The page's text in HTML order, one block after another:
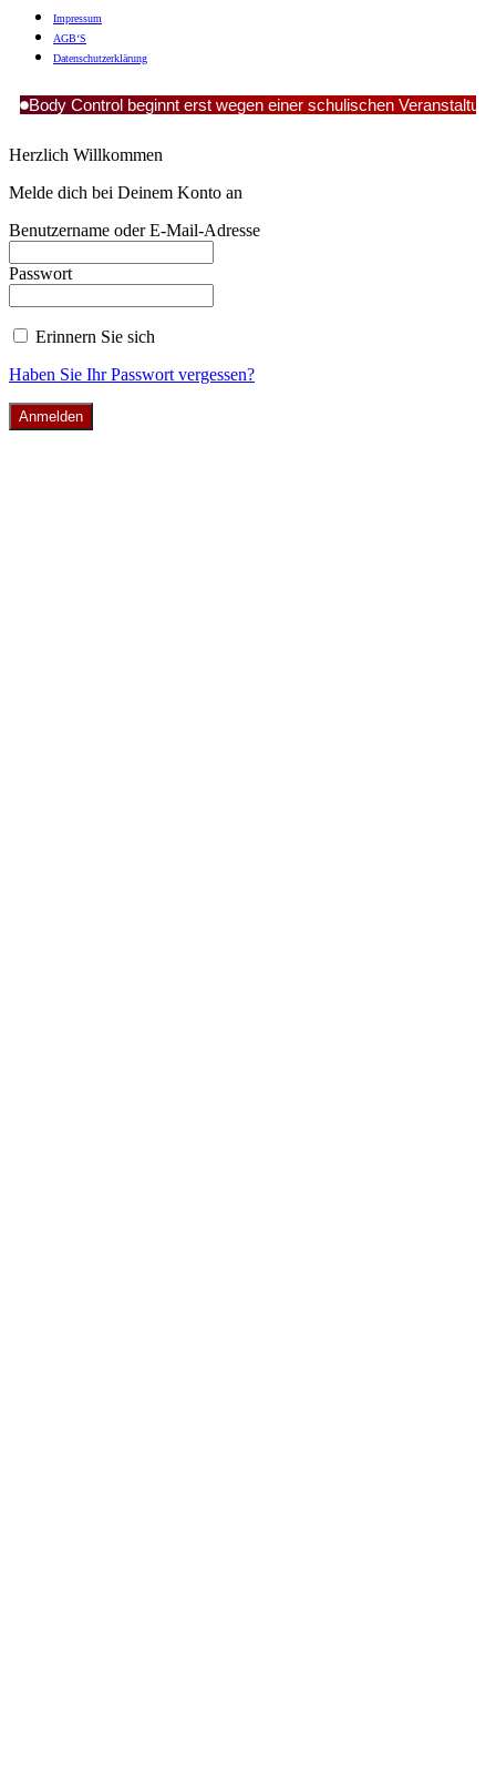
Impres­sum
AGB‘S
Daten­schutz­er­klä­rung
Body Control beginnt erst wegen einer schulischen
Herzlich Willkommen
Melde dich bei Deinem Konto an
Benutzername oder E-Mail-Adresse
Passwort
Erinnern Sie sich
Haben Sie Ihr Passwort vergessen?